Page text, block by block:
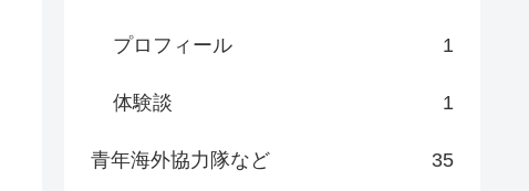
プロフィール 1
体験談 1
青年海外協力隊など 35